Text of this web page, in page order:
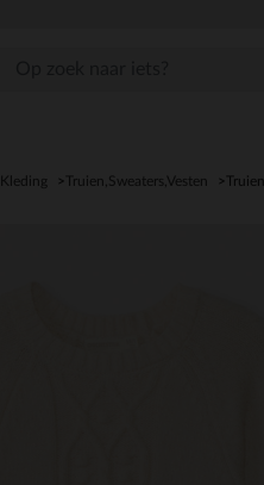
Kleding Truien,Sweaters,Vesten Truien